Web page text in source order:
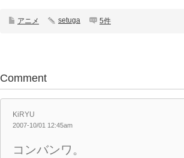
アニメ setuga 5件
Comment
KiRYU
2007-10/01 12:45am
コンバンワ。